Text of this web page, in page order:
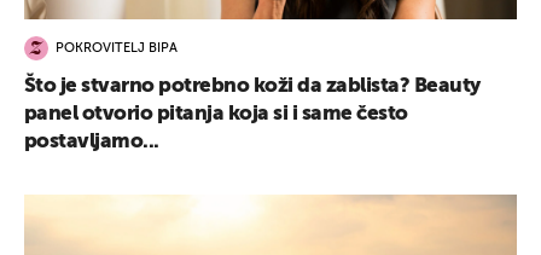
POKROVITELJ BIPA
Što je stvarno potrebno koži da zablista? Beauty
panel otvorio pitanja koja si i same često
postavljamo...